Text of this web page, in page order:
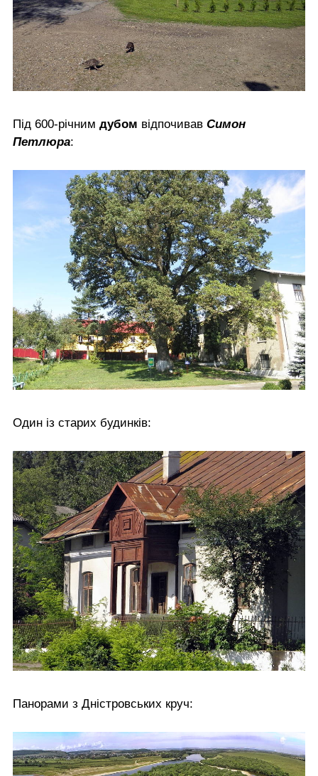
Під 600-річним дубом відпочивав Симон
Петлюра:
Один із старих будинків:
Панорами з Дністровських круч: